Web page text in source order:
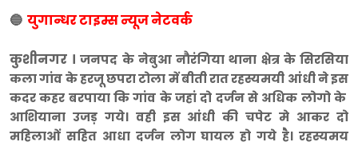
🔵 युगान्धर टाइम्स न्यूज नेटवर्क
कुशीनगर । जनपद के नेबुआ नौरंगिया थाना क्षेत्र के सिरसिया
कला गांव के हरजू छपरा टोला में बीती रात रहस्यमयी आंधी ने इस
कदर कहर बरपाया कि गांव के जहां दो दर्जन से अधिक लोगो के
आशियाना उजड़ गये। वही इस आंधी की चपेट मे आकर दो
महिलाओं सहित आधा दर्जन लोग घायल हो गये है। रहस्यमय